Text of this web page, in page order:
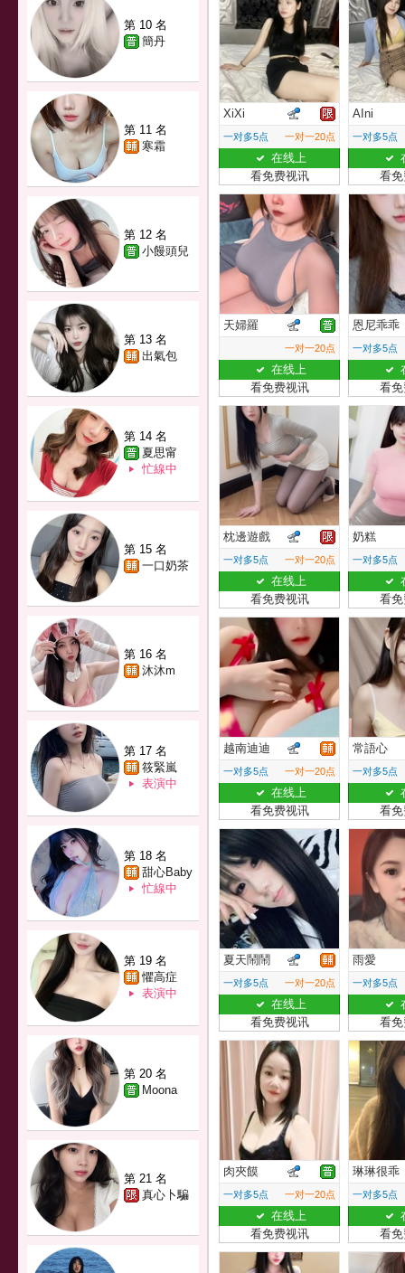
第 10 名
簡丹
第 11 名
寒霜
第 12 名
小饅頭兒
第 13 名
出氣包
第 14 名
夏思甯
忙線中
第 15 名
一口奶茶
第 16 名
沐沐m
第 17 名
筱緊嵐
表演中
第 18 名
甜心Baby
忙線中
第 19 名
懼高症
表演中
第 20 名
Moona
第 21 名
真心卜騙
XiXi
一对多5点 一对一20点
在线上
看免费视讯
AIni
一对多5点
看
天婦羅
一对一20点
在线上
看免费视讯
恩尼乖乖
一对多5点
看
枕邊遊戲
一对多5点 一对一20点
在线上
看免费视讯
奶糕
一对多5点
看
越南迪迪
一对多5点 一对一20点
在线上
看免费视讯
常語心
一对多5点
看
夏天鬧鬧
一对多5点 一对一20点
在线上
看免费视讯
雨愛
一对多5点
看
肉夾饃
一对多5点 一对一20点
在线上
看免费视讯
琳琳很乖
一对多5点
看